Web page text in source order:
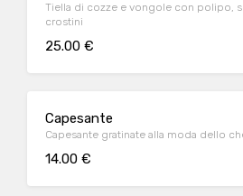
Tiella di cozze e vongole con polipo,
crostini
25.00 €
Capesante
Capesante gratinate alla moda dello
14.00 €